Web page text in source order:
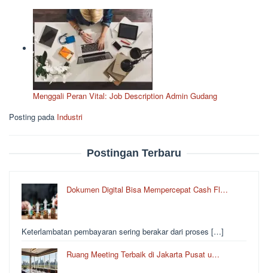
Menggali Peran Vital: Job Description Admin Gudang
Posting pada Industri
Postingan Terbaru
Dokumen Digital Bisa Mempercepat Cash Fl…
Keterlambatan pembayaran sering berakar dari proses […]
Ruang Meeting Terbaik di Jakarta Pusat u…